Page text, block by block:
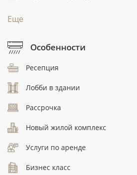
Еще
Особенности
Ресепция
Лобби в здании
Рассрочка
Новый жилой комплекс
Услуги по аренде
Бизнес класс